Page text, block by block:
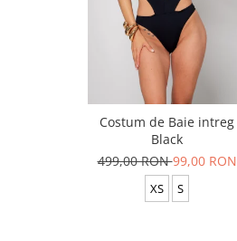
Costum de Baie intreg
Black
499,00 RON99,00 RON
XS S